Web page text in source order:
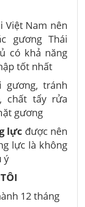
Việt Nam nên
gương Thái
có khả năng
tốt nhất
gương, tránh
chất tẩy rửa
gương
lực được nên
lực là không
ý
12 tháng